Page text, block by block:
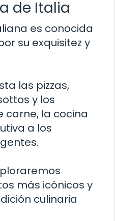
de Italia
es conocida
su exquisitez y
las pizzas,
y los
carne, la cocina
a los
más icónicos y
culinaria